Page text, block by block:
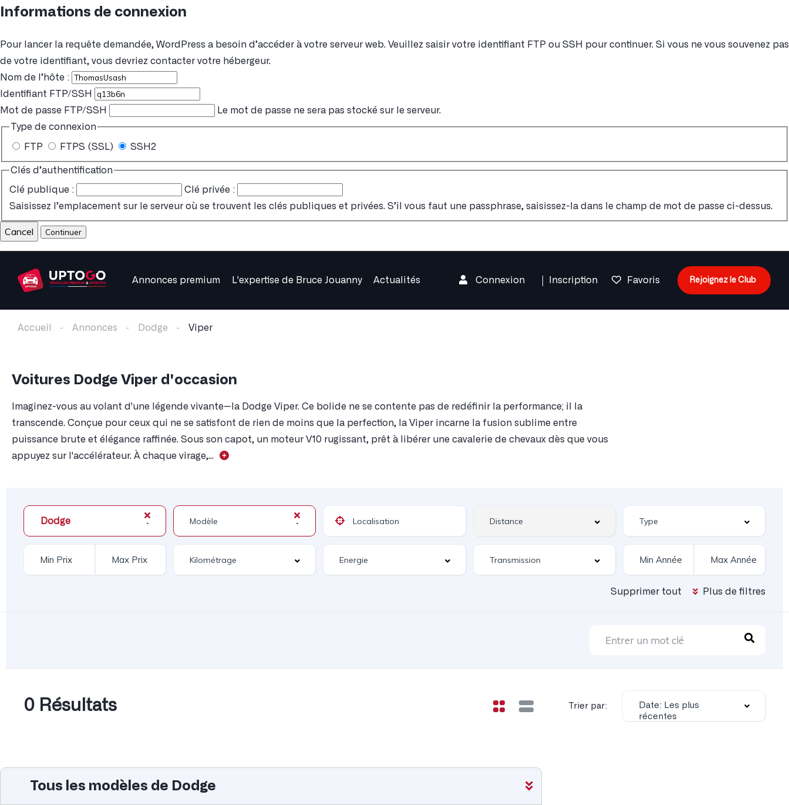
Informations de connexion
Pour lancer la requête demandée, WordPress a besoin d’accéder à votre serveur web. Veuillez saisir votre identifiant FTP ou SSH pour continuer. Si vous ne vous souvenez pas
de votre identifiant, vous devriez contacter votre hébergeur.
Nom de l’hôte :
Identifiant FTP/SSH
Mot de passe FTP/SSH
Le mot de passe ne sera pas stocké sur le serveur.
Type de connexion
FTP FTPS (SSL) SSH2
Clés d’authentification
Clé publique :
Clé privée :
Saisissez l’emplacement sur le serveur où se trouvent les clés publiques et privées. S’il vous faut une passphrase, saisissez-la dans le champ de mot de passe ci-dessus.
Cancel
Annonces premium L'expertise de Bruce Jouanny Actualités Connexion Inscription Favoris Rejoignez le Club
Accueil Annonces Dodge Viper
Voitures Dodge Viper d'occasion
Imaginez-vous au volant d'une légende vivante—la Dodge Viper. Ce bolide ne se contente pas de redéfinir la performance; il la
transcende. Conçue pour ceux qui ne se satisfont de rien de moins que la perfection, la Viper incarne la fusion sublime entre
puissance brute et élégance raffinée. Sous son capot, un moteur V10 rugissant, prêt à libérer une cavalerie de chevaux dès que vous
appuyez sur l'accélérateur. À chaque virage,...
Dodge
Supprimer tout Plus de filtres
0 Résultats Trier par:
Date: Les plus
récentes
Tous les modèles de Dodge